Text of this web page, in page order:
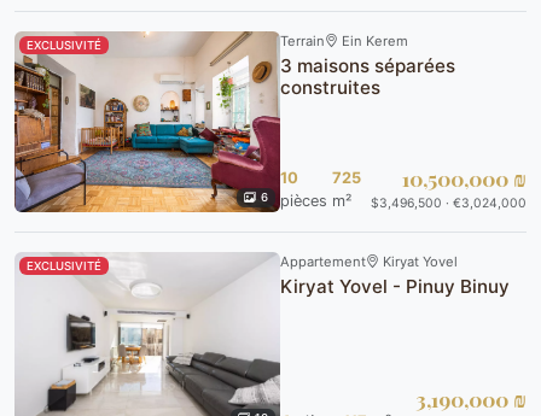
EXCLUSIVITÉ
6
Terrain Ein Kerem
3 maisons séparées
construites
10
pièces
725
m²
10,500,000 ₪
$3,496,500 · €3,024,000
EXCLUSIVITÉ Appartement Kiryat Yovel
Kiryat Yovel - Pinuy Binuy
3,190,000 ₪